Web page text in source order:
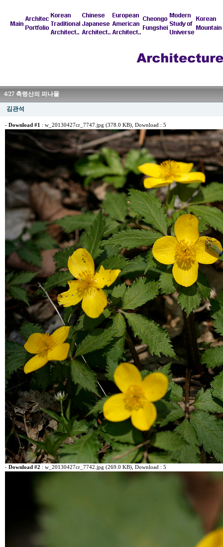
4/27 축령산의 피나물
김관석
- Download #1 : w_20130427cr_7747.jpg (378.0 KB) , Download : 5
- Download #2 : w_20130427cr_7742.jpg (269.0 KB) , Download : 5